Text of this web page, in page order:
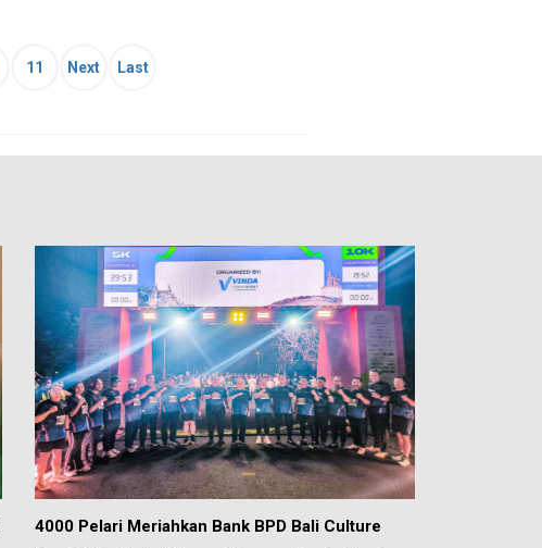
11 Next Last
4000 Pelari Meriahkan Bank BPD Bali Culture